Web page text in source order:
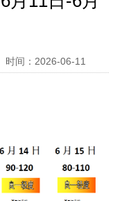
时间：2026-06-11